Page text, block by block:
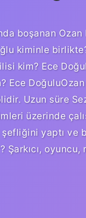
boşanan
kiminle
kim? Ece
Ece
Uzun süre
üzerinde
şefliğini yaptı
Şarkıcı,